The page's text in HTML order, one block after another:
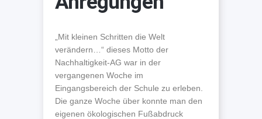
„Mit kleinen Schritten die Welt
verändern…“ dieses Motto der
Nachhaltigkeit-AG war in der
vergangenen Woche im
Eingangsbereich der Schule zu erleben.
Die ganze Woche über konnte man den
eigenen ökologischen Fußabdruck